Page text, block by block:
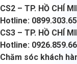
CS2 – TP. HỒ CHÍ
Hotline:
CS3 – TP. HỒ CHÍ
Hotline:
Chăm sóc khách